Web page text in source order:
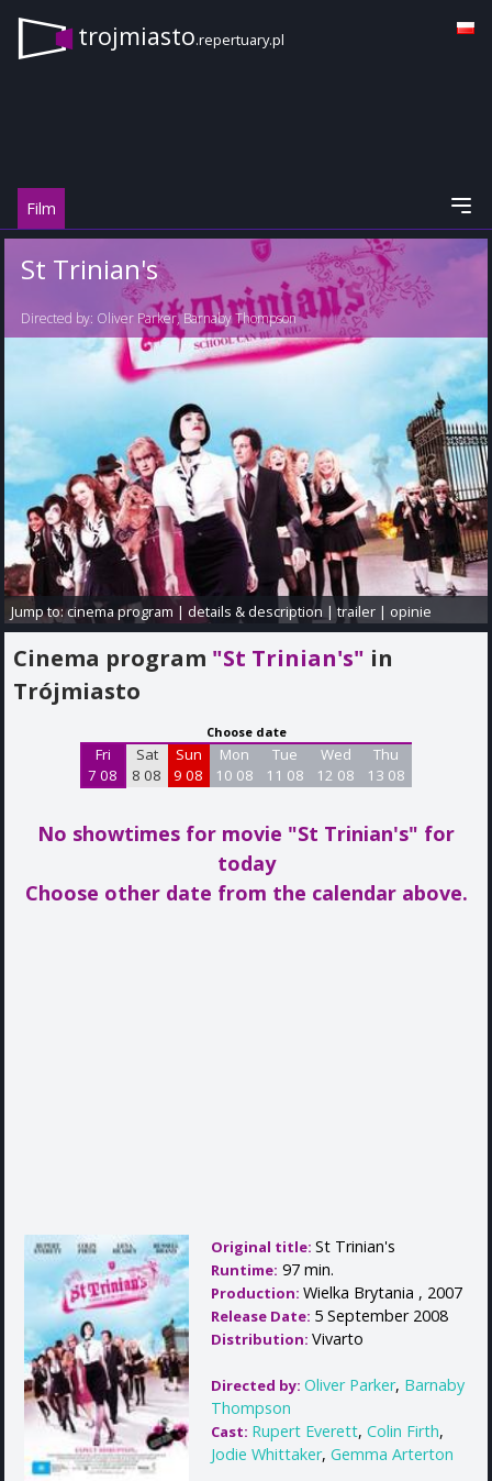
trojmiasto.repertuary.pl
Film
St Trinian's
Directed by: Oliver Parker,Barnaby Thompson
Jump to:cinema program |details & description |trailer | opinie
Cinema program "St Trinian's" in
Trójmiasto
Choose date
Fri
7 08
Sat
8 08
Sun
9 08
Mon
10 08
Tue
11 08
Wed
12 08
Thu
13 08
No showtimes for movie "St Trinian's" for
today
Choose other date from the calendar above.
Original title: St Trinian's
Runtime: 97 min.
Production: Wielka Brytania , 2007
Release Date: 5 September 2008
Distribution: Vivarto
Directed by: Oliver Parker, Barnaby
Thompson
Cast: Rupert Everett, Colin Firth,
Jodie Whittaker, Gemma Arterton